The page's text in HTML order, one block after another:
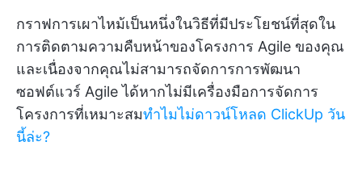
กราฟการเผาไหม้เป็นหนึ่งในวิธีที่มีประโยชน์ที่สุดใน
การติดตามความคืบหน้าของโครงการ Agile ของคุณ
และเนื่องจากคุณไม่สามารถจัดการการพัฒนา
ซอฟต์แวร์ Agile ได้หากไม่มีเครื่องมือการจัดการ
โครงการที่เหมาะสมทำไมไม่ดาวน์โหลด ClickUp วัน
นี้ล่ะ?